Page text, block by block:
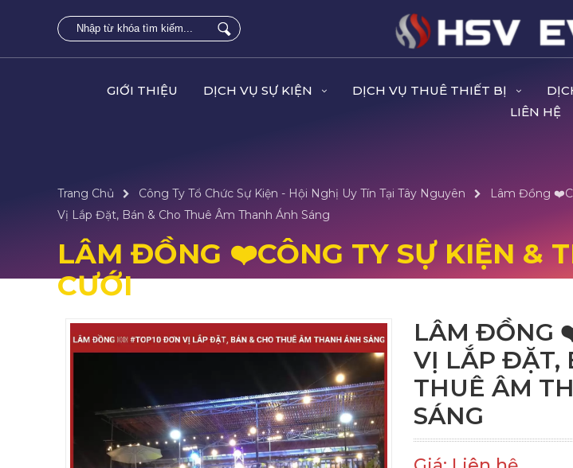
GIỚI THIỆU DỊCH VỤ SỰ KIỆN DỊCH VỤ THUÊ THIẾT BỊ
LIÊN HỆ
Trang Chủ Công Ty Tổ Chức Sự Kiện - Hội Nghị Uy Tín Tại Tây Nguyên Lâm Đồng
Vị Lắp Đặt, Bán & Cho Thuê Âm Thanh Ánh Sáng
LÂM ĐỒNG ❤️️CÔNG TY SỰ KIỆN &
CƯỚI
LÂM ĐỒNG
VỊ LẮP ĐẶT,
THUÊ ÂM
SÁNG